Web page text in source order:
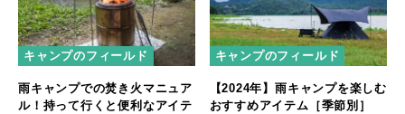
キャンプのフィールド
雨キャンプでの焚き火マニュア
ル！持って行くと便利なアイテ
キャンプのフィールド
【2024年】雨キャンプを楽しむ
おすすめアイテム［季節別］